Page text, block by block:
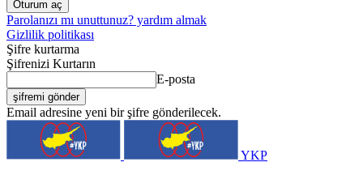
Parolanızı mı unuttunuz? yardım almak
Gizlilik politikası
Şifre kurtarma
Şifrenizi Kurtarın
E-posta
Email adresine yeni bir şifre gönderilecek.
YKP